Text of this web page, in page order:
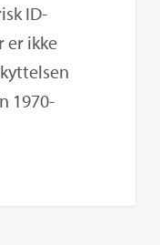
ID-
er ikke
1970-